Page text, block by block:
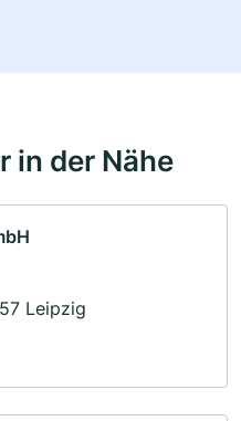
in der Nähe
Leipzig